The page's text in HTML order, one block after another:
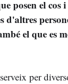
posen el cos
d'altres
el que es
per